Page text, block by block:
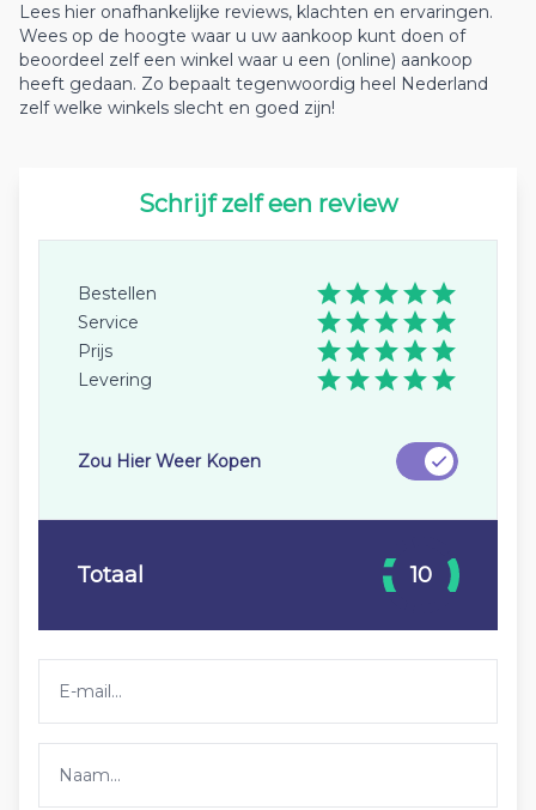
Lees hier onafhankelijke reviews, klachten en ervaringen.
Wees op de hoogte waar u uw aankoop kunt doen of
beoordeel zelf een winkel waar u een (online) aankoop
heeft gedaan. Zo bepaalt tegenwoordig heel Nederland
zelf welke winkels slecht en goed zijn!
Schrijf zelf een review
Bestellen
Service
Prijs
Levering
Zou Hier Weer Kopen
Totaal 10